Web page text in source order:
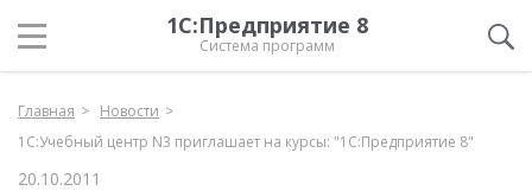
1С:Предприятие 8
Система программ
Главная
Новости
1С:Учебный центр N3 приглашает на курсы: "1С:Предприятие 8"
20.10.2011